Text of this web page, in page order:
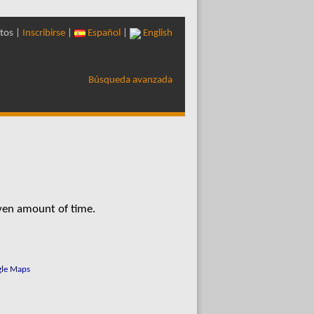
| Inscribirse Español English
Búsqueda avanzada
amount of time.